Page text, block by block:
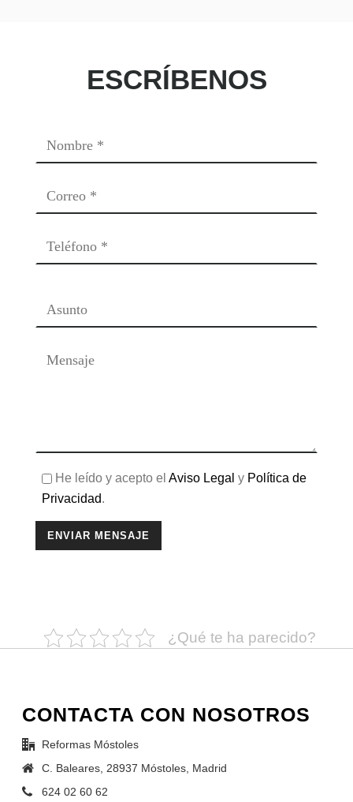
ESCRÍBENOS
He leído y acepto el Aviso Legal y Política de
Privacidad.
¿Qué te ha parecido?
CONTACTA CON NOSOTROS
Reformas Móstoles
C. Baleares, 28937 Móstoles, Madrid
624 02 60 62